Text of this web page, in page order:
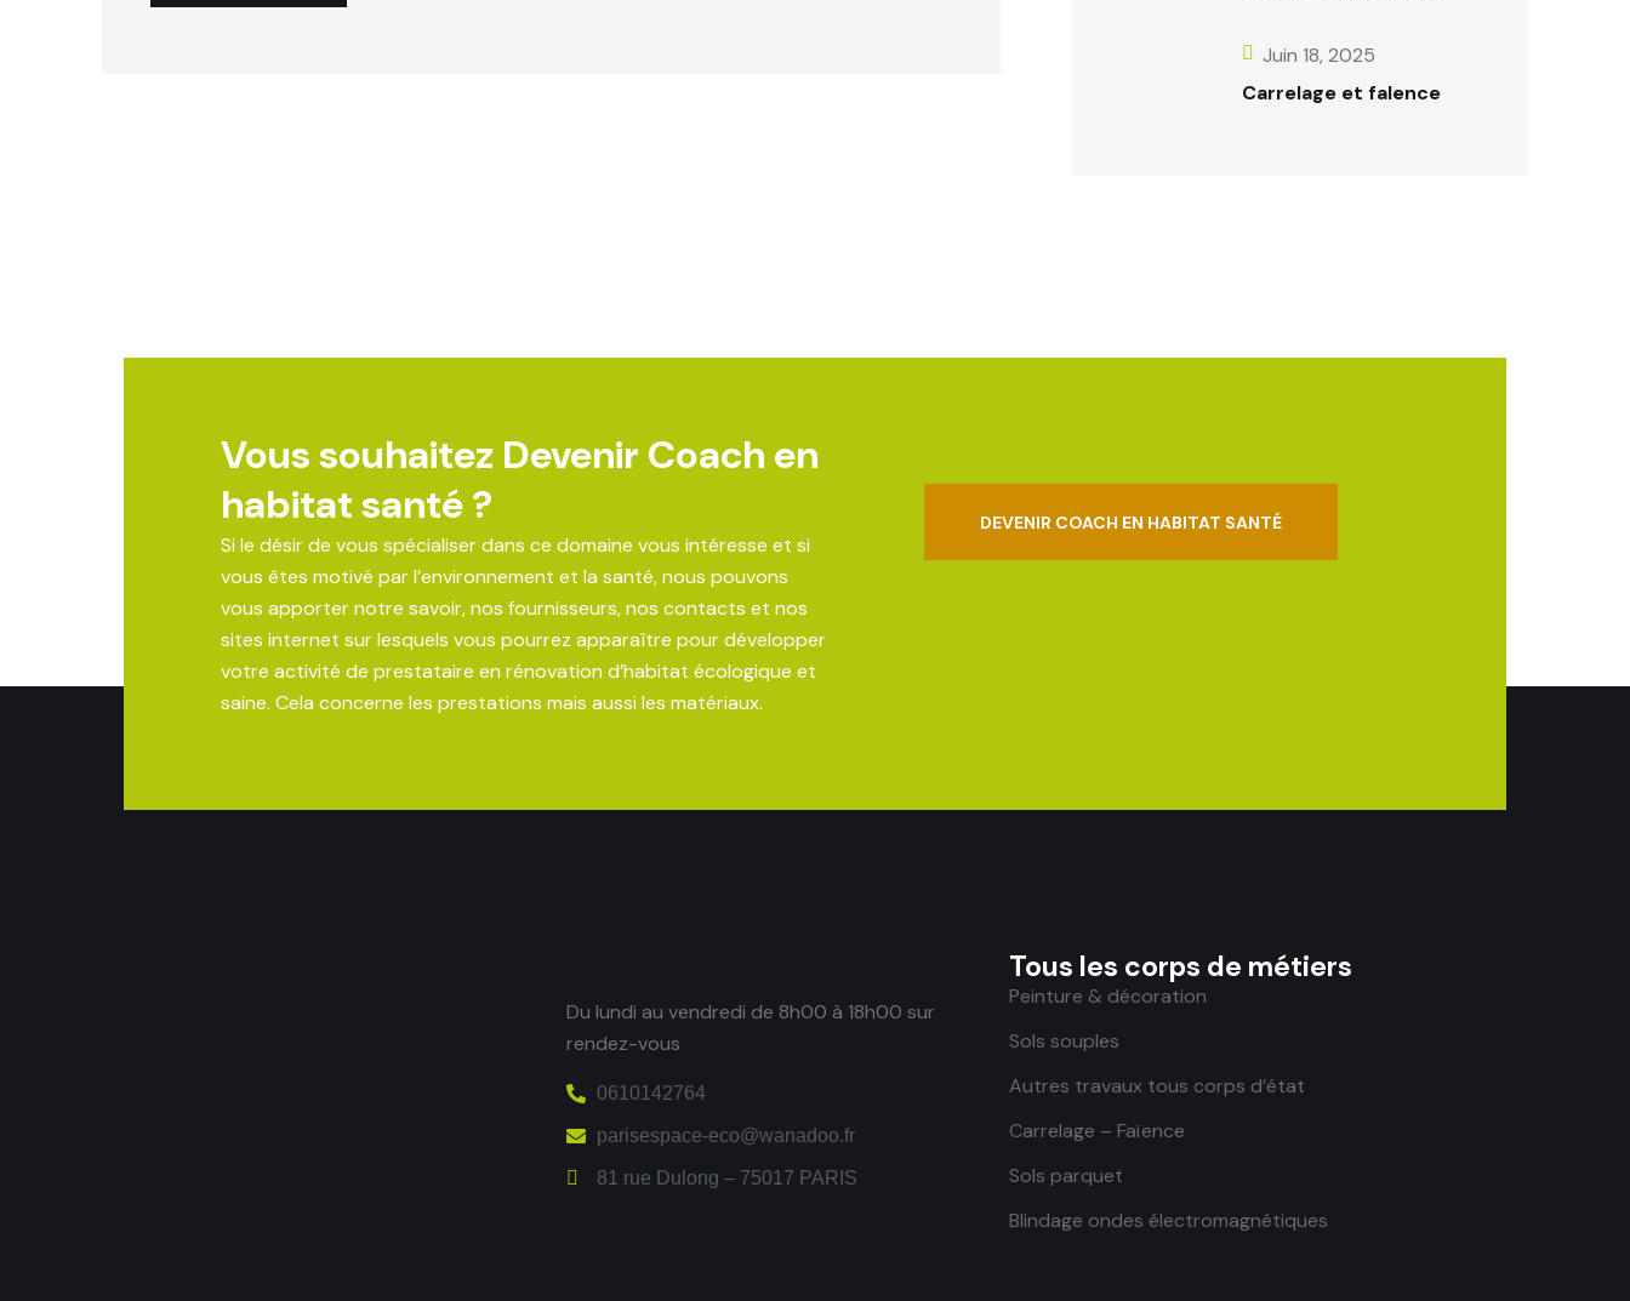
Juin 18, 2025
Carrelage et faIence
Vous souhaitez Devenir Coach en
habitat santé ?
Si le désir de vous spécialiser dans ce domaine vous intéresse et si
vous êtes motivé par l’environnement et la santé, nous pouvons
vous apporter notre savoir, nos fournisseurs, nos contacts et nos
sites internet sur lesquels vous pourrez apparaître pour développer
votre activité de prestataire en rénovation d’habitat écologique et
saine. Cela concerne les prestations mais aussi les matériaux.
DEVENIR COACH EN HABITAT SANTÉ
Du lundi au vendredi de 8h00 à 18h00 sur
rendez-vous
0610142764
parisespace-eco@wanadoo.fr
81 rue Dulong – 75017 PARIS
Tous les corps de métiers
Peinture & décoration
Sols souples
Autres travaux tous corps d’état
Carrelage – Faïence
Sols parquet
Blindage ondes électromagnétiques